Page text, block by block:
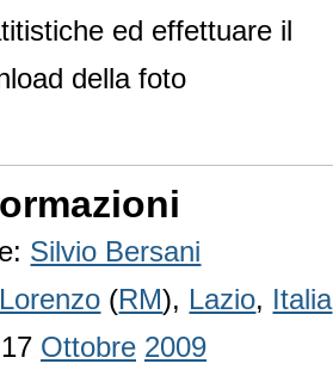
ed effettuare il
della foto
Silvio Bersani
(RM), Lazio, Italia
Ottobre 2009